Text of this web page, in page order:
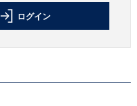
ログイン